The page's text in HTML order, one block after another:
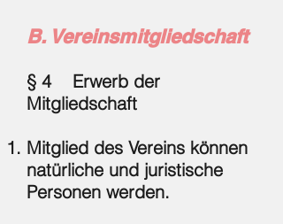
B. Vereinsmitgliedschaft
§ 4 Erwerb der
Mitgliedschaft
Mitglied des Vereins können
natürliche und juristische
Personen werden.